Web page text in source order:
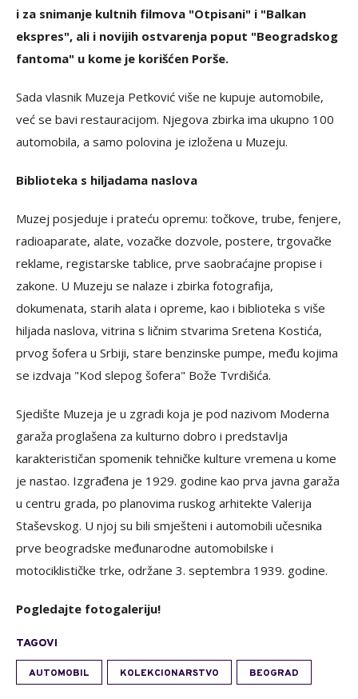
i za snimanje kultnih filmova "Otpisani" i "Balkan
ekspres", ali i novijih ostvarenja poput "Beogradskog
fantoma" u kome je korišćen Porše.
Sada vlasnik Muzeja Petković više ne kupuje automobile,
već se bavi restauracijom. Njegova zbirka ima ukupno 100
automobila, a samo polovina je izložena u Muzeju.
Biblioteka s hiljadama naslova
Muzej posjeduje i prateću opremu: točkove, trube, fenjere,
radioaparate, alate, vozačke dozvole, postere, trgovačke
reklame, registarske tablice, prve saobraćajne propise i
zakone. U Muzeju se nalaze i zbirka fotografija,
dokumenata, starih alata i opreme, kao i biblioteka s više
hiljada naslova, vitrina s ličnim stvarima Sretena Kostića,
prvog šofera u Srbiji, stare benzinske pumpe, među kojima
se izdvaja "Kod slepog šofera" Bože Tvrdišića.
Sjedište Muzeja je u zgradi koja je pod nazivom Moderna
garaža proglašena za kulturno dobro i predstavlja
karakterističan spomenik tehničke kulture vremena u kome
je nastao. Izgrađena je 1929. godine kao prva javna garaža
u centru grada, po planovima ruskog arhitekte Valerija
Staševskog. U njoj su bili smješteni i automobili učesnika
prve beogradske međunarodne automobilske i
motociklističke trke, održane 3. septembra 1939. godine.
Pogledajte fotogaleriju!
TAGOVI
AUTOMOBIL KOLEKCIONARSTVO BEOGRAD